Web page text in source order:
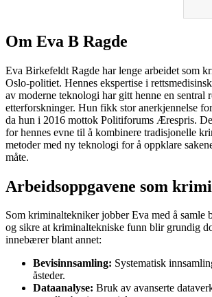
Om Eva B Ragde
Eva Birkefeldt Ragde har lenge arbeidet som
Oslo-politiet. Hennes ekspertise i
av moderne teknologi har gitt henne en sentral
etterforskninger. Hun fikk stor anerkjennelse
da hun i 2016 mottok Politiforums Ærespris.
for hennes evne til å kombinere tradisjonelle
metoder med ny teknologi for å oppklare
måte.
Arbeidsoppgavene som
Som kriminaltekniker jobber Eva med å samle
og sikre at kriminaltekniske funn blir grundig
innebærer blant annet:
Bevisinnsamling: Systematisk
åsteder.
Dataanalyse: Bruk av avanserte